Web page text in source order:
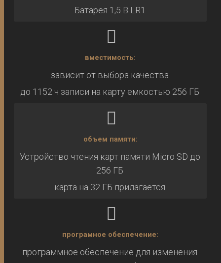
Батарея 1,5 В LR1
вместимость:
зависит от выбора качества
до 1152 ч записи на карту емкостью 256 ГБ
объем памяти:
Устройство чтения карт памяти Micro SD до
256 ГБ
карта на 32 ГБ прилагается
програмное обеспечение:
программное обеспечение для изменения